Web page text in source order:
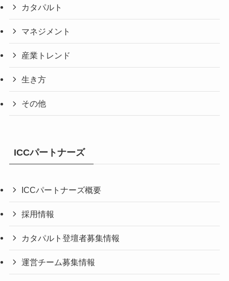
カタパルト
マネジメント
産業トレンド
生き方
その他
ICCパートナーズ
ICCパートナーズ概要
採用情報
カタパルト登壇者募集情報
運営チーム募集情報